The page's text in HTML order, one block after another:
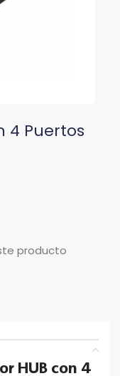
4 Puertos
producto
HUB con 4